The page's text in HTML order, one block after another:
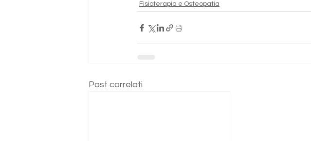
Fisioterapia e Osteopatia
Post correlati